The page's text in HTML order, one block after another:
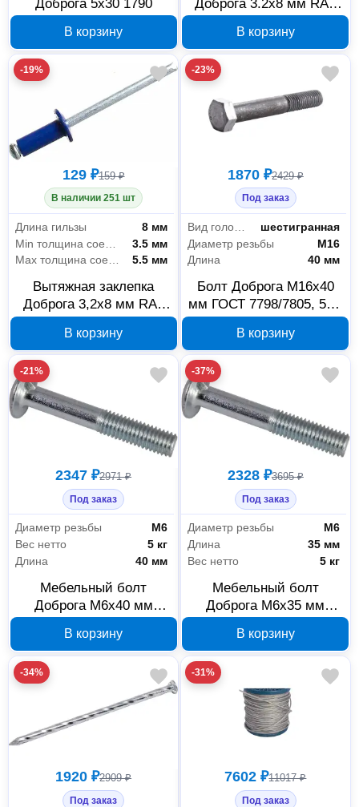
Доброга 5x30 1790
В корзину
Доброга 3.2x8 мм RAL
В корзину
-19%
129 ₽159 ₽
В наличии 251 шт
Длина гильзы
8 мм
3.5 мм
Max толщина соединения
5.5 мм
Вытяжная заклепка
Доброга 3,2x8 мм RAL
В корзину
-23%
1870 ₽2429 ₽
Под заказ
Вид головки
шестигранная
Диаметр резьбы
М16
Длина
40 мм
Болт Доброга М16х40
мм ГОСТ 7798/7805, 5 кг,
В корзину
-21%
2347 ₽2971 ₽
Под заказ
Диаметр резьбы
М6
Вес нетто
5 кг
Длина
40 мм
Мебельный болт
Доброга М6x40 мм
кг
В корзину
-37%
2328 ₽3695 ₽
Под заказ
Диаметр резьбы
М6
Длина
35 мм
Вес нетто
5 кг
Мебельный болт
Доброга М6x35 мм
кг
В корзину
-34%
1920 ₽2909 ₽
Под заказ
-31%
7602 ₽11017 ₽
Под заказ